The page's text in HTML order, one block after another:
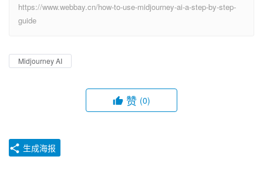
https://www.webbay.cn/how-to-use-midjourney-ai-a-step-by-step-
guide
Midjourney AI
赞 (0)
生成海报